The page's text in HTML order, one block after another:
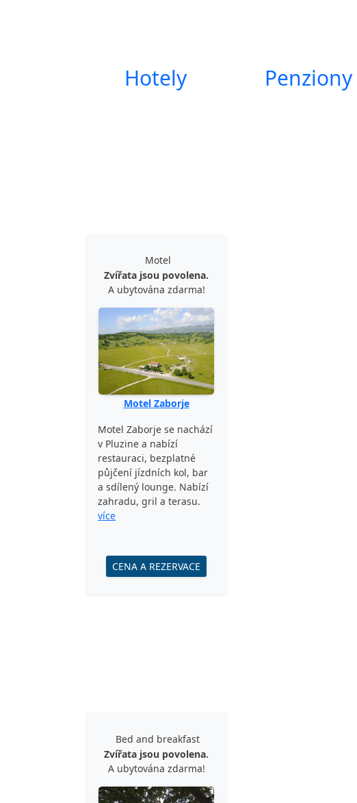
Hotely Penziony
Motel
Zvířata jsou povolena.
A ubytována zdarma!
Motel Zaborje
Motel Zaborje se nachází
v Pluzine a nabízí
restauraci, bezplatné
půjčení jízdních kol, bar
a sdílený lounge. Nabízí
zahradu, gril a terasu.
více
CENA A REZERVACE
Bed and breakfast
Zvířata jsou povolena.
A ubytována zdarma!